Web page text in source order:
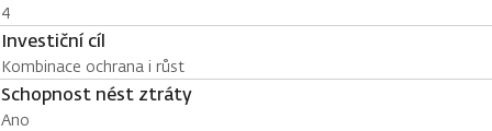
4
Investiční cíl
Kombinace ochrana i růst
Schopnost nést ztráty
Ano